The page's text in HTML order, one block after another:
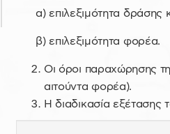
α) επιλεξιμότητα δράσης
β) επιλεξιμότητα φορέα.
Οι όροι παραχώρησης
αιτούντα φορέα).
Η διαδικασία εξέτασης